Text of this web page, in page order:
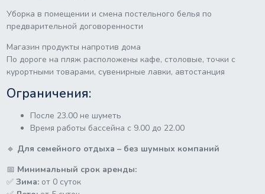
Уборка в помещении и смена постельного белья по
предварительной договоренности
Магазин продукты напротив дома
По дороге на пляж расположены кафе, столовые, точки с
курортными товарами, сувенирные лавки, автостанция
Ограничения:
После 23.00 не шуметь
Время работы бассейна с 9.00 до 22.00
🔹 Для семейного отдыха – без шумных компаний
📅 Минимальный срок аренды:
✅ Зима:от 0 суток